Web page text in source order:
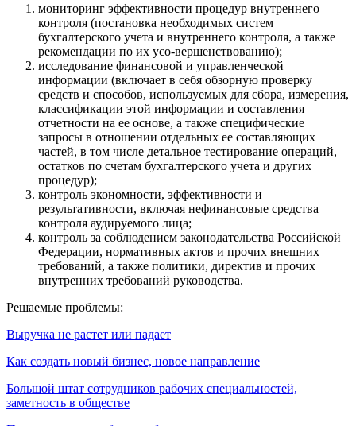
мониторинг эффективности процедур внутреннего
контроля (постановка необходимых систем
бухгалтерского учета и внутреннего контроля, а также
рекомендации по их усо-вершенствованию);
исследование финансовой и управленческой
информации (включает в себя обзорную проверку
средств и способов, используемых для сбора, измерения,
классификации этой информации и составления
отчетности на ее основе, а также специфические
запросы в отношении отдельных ее составляющих
частей, в том числе детальное тестирование операций,
остатков по счетам бухгалтерского учета и других
процедур);
контроль экономности, эффективности и
результативности, включая нефинансовые средства
контроля аудируемого лица;
контроль за соблюдением законодательства Российской
Федерации, нормативных актов и прочих внешних
требований, а также политики, директив и прочих
внутренних требований руководства.
Решаемые проблемы:
Выручка не растет или падает
Как создать новый бизнес, новое направление
Большой штат сотрудников рабочих специальностей,
заметность в обществе